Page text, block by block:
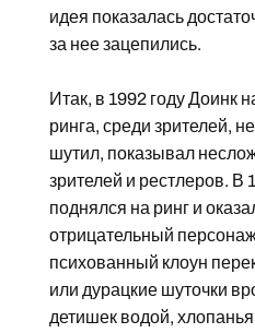
идея показалась
за нее зацепились.
Итак, в 1992 году Доинк
ринга, среди зрителей,
шутил, показывал
зрителей и рестлеров. В
поднялся на ринг и
отрицательный
психованный клоун
или дурацкие шуточки
детишек водой,